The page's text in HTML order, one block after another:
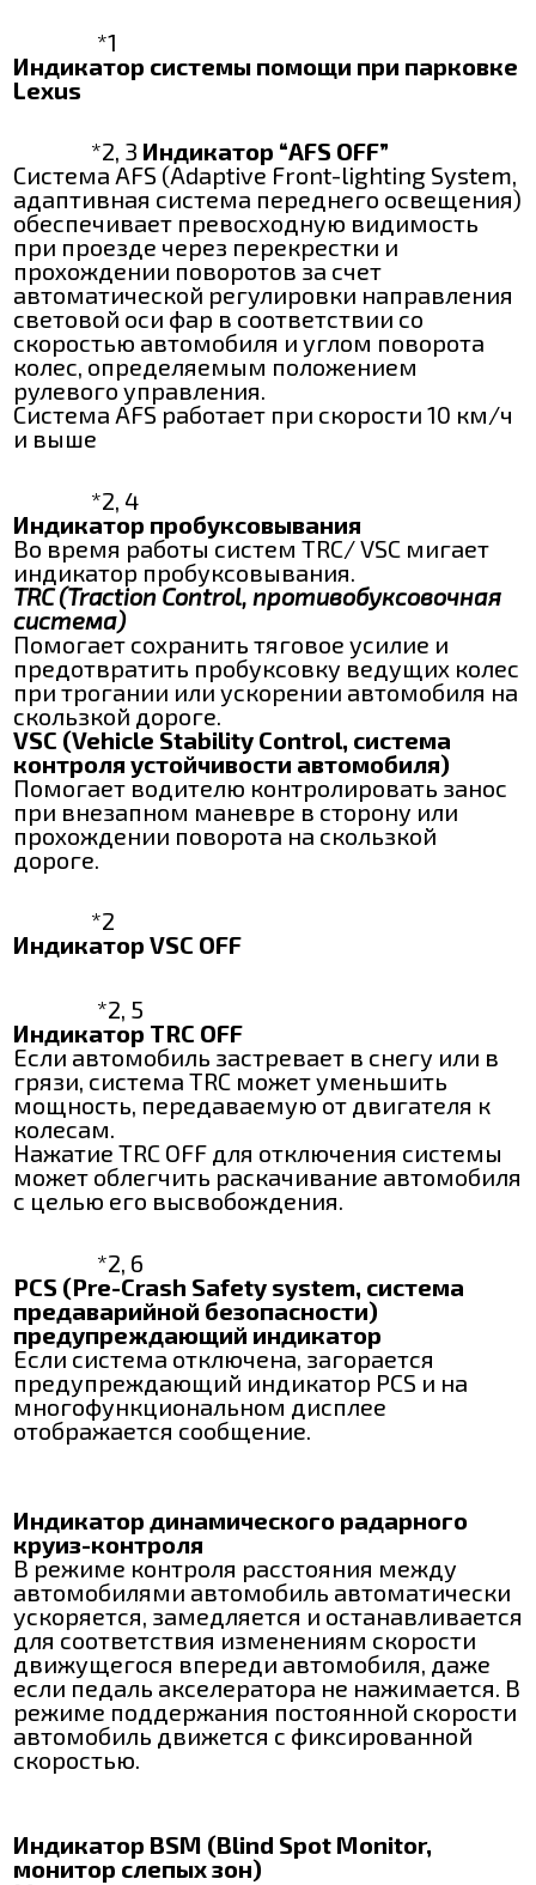
*1
Индикатор системы помощи при парковке
Lexus
*2, 3 Индикатор “AFS OFF”
Система AFS (Adaptive Front-lighting System,
адаптивная система переднего освещения)
обеспечивает превосходную видимость
при проезде через перекрестки и
прохождении поворотов за счет
автоматической регулировки направления
световой оси фар в соответствии со
скоростью автомобиля и углом поворота
колес, определяемым положением
рулевого управления.
Система AFS работает при скорости 10 км/ч
и выше
*2, 4
Индикатор пробуксовывания
Во время работы систем TRC/ VSC мигает
индикатор пробуксовывания.
TRC (Traction Control, противобуксовочная
система)
Помогает сохранить тяговое усилие и
предотвратить пробуксовку ведущих колес
при трогании или ускорении автомобиля на
скользкой дороге.
VSC (Vehicle Stability Control, система
контроля устойчивости автомобиля)
Помогает водителю контролировать занос
при внезапном маневре в сторону или
прохождении поворота на скользкой
дороге.
*2
Индикатор VSC OFF
*2, 5
Индикатор TRC OFF
Если автомобиль застревает в снегу или в
грязи, система TRC может уменьшить
мощность, передаваемую от двигателя к
колесам.
Нажатие TRC OFF для отключения системы
может облегчить раскачивание автомобиля
с целью его высвобождения.
*2, 6
PCS (Pre-Crash Safety system, система
предаварийной безопасности)
предупреждающий индикатор
Если система отключена, загорается
предупреждающий индикатор PCS и на
многофункциональном дисплее
отображается сообщение.
Индикатор динамического радарного
круиз-контроля
В режиме контроля расстояния между
автомобилями автомобиль автоматически
ускоряется, замедляется и останавливается
для соответствия изменениям скорости
движущегося впереди автомобиля, даже
если педаль акселератора не нажимается. В
режиме поддержания постоянной скорости
автомобиль движется с фиксированной
скоростью.
Индикатор BSM (Blind Spot Monitor,
монитор слепых зон)